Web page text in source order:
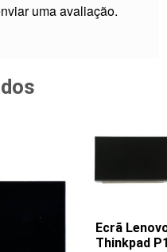
uma avaliação.
Ecrã
Thinkpad